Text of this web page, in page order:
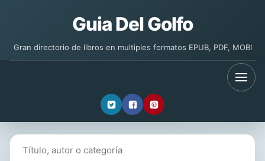
Guia Del Golfo
Gran directorio de libros en multiples formatos EPUB, PDF, MOBI